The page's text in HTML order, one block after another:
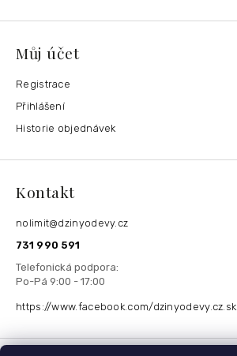
Můj účet
Registrace
Přihlášení
Historie objednávek
Kontakt
nolimit@dzinyodevy.cz
731 990 591
https://www.facebook.com/dzinyodevy.cz.sk